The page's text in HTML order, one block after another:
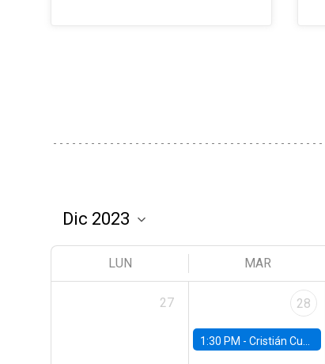
LUN MAR
27 28
1:30 PM - Cristián Cuevas, Universidad de Los Andes